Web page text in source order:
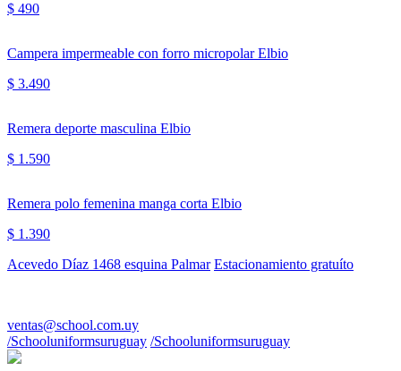
$ 490
Campera impermeable con forro micropolar Elbio
$ 3.490
Remera deporte masculina Elbio
$ 1.590
Remera polo femenina manga corta Elbio
$ 1.390
Acevedo Díaz 1468 esquina Palmar Estacionamiento gratuíto
ventas@school.com.uy
/Schooluniformsuruguay /Schooluniformsuruguay